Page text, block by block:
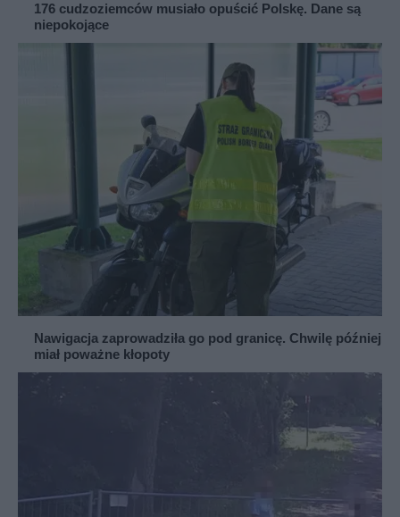
176 cudzoziemców musiało opuścić Polskę. Dane są
niepokojące
Nawigacja zaprowadziła go pod granicę. Chwilę później
miał poważne kłopoty